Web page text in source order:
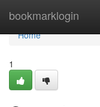
bookmarklogin
Home
Home
1